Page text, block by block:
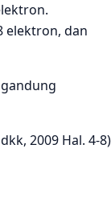
elektron, dan
2009 Hal. 4-8)